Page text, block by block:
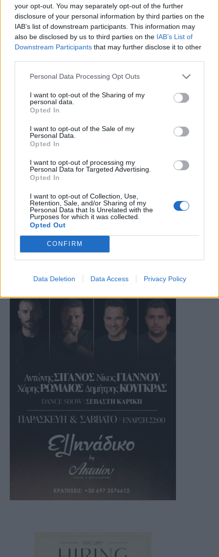
your opt-out. You may separately opt-out of the further
disclosure of your personal information by third parties on the
IAB’s list of downstream participants. This information may
also be disclosed by us to third parties on the IAB’s List of
Downstream Participants that may further disclose it to other
Personal Data Processing Opt Outs
I want to opt-out of the Sharing of my
personal data.
Opted In
I want to opt-out of the Sale of my
Personal Data.
Opted In
I want to opt-out of processing my
Personal Data for Targeted Advertising.
Opted In
I want to opt-out of Collection, Use,
Retention, Sale, and/or Sharing of my
Personal Data that Is Unrelated with the
Purposes for which it was collected.
Opted Out
CONFIRM
Data Deletion Data Access Privacy Policy